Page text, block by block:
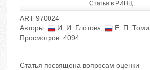
Статья в РИНЦ
ART 970024
Авторы:
И. И. Глотова,
Е. П.
Просмотров: 4094
Статья посвящена вопросам оценки